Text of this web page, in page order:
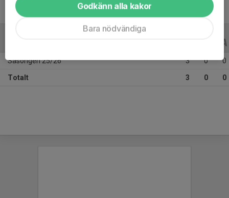
Säsongen 25/26 3 0 0
Totalt 3 0 0
Godkänn alla kakor
Bara nödvändiga